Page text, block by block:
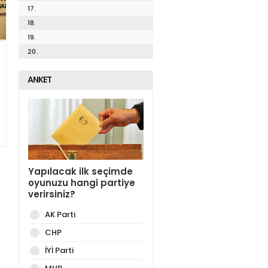
17.
18.
19.
20.
ANKET
Yapılacak ilk seçimde
oyunuzu hangi partiye
verirsiniz?
AK Parti
CHP
İYİ Parti